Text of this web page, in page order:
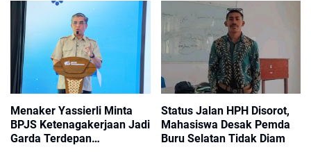
Menaker Yassierli Minta
BPJS Ketenagakerjaan Jadi
Garda Terdepan
Status Jalan HPH Disorot,
Mahasiswa Desak Pemda
Buru Selatan Tidak Diam